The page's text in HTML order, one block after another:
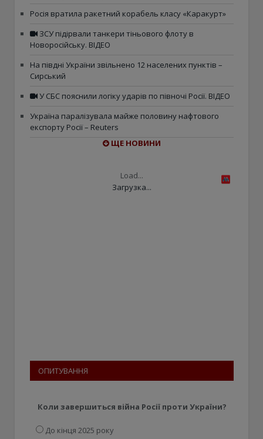
Росія вратила ракетний корабель класу «Каракурт»
ЗСУ підірвали танкери тіньового флоту в
Новоросійську. ВІДЕО
На півдні України звільнено 12 населених пунктів –
Сирський
У СБС пояснили логіку ударів по півночі Росії. ВІДЕО
Україна паралізувала майже половину нафтового
експорту Росії – Reuters
ЩЕ НОВИНИ
Load...
Загрузка...
ОПИТУВАННЯ
Коли завершиться війна Росії проти України?
До кінця 2025 року